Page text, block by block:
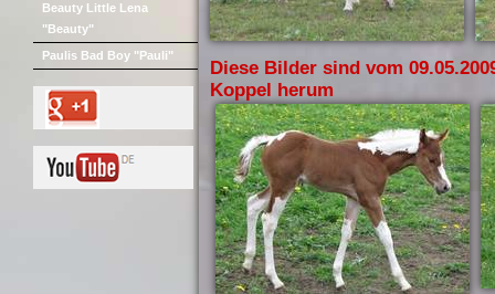
Beauty Little Lena
"Beauty"
Paulis Bad Boy "Pauli"
Diese Bilder sind vom
Koppel herum